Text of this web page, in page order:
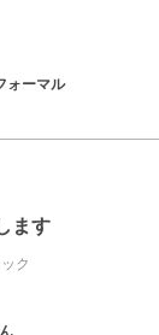
ォーマル
ます
ク